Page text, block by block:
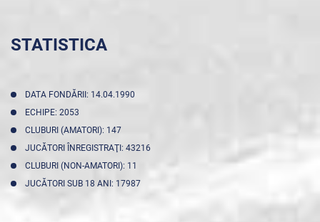
STATISTICA
DATA FONDĂRII: 14.04.1990
ECHIPE: 2053
CLUBURI (AMATORI): 147
JUCĂTORI ÎNREGISTRAŢI: 43216
CLUBURI (NON-AMATORI): 11
JUCĂTORI SUB 18 ANI: 17987